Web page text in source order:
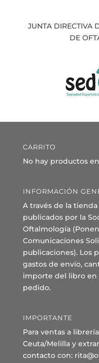
JUNTA DIRECTIVA
DE
CARRITO
No hay productos
INFORMACIÓN
A través de la
publicados por la
Oftalmología
Comunicaciones
publicaciones). Los
gastos de envío,
importe del libro en
pedido.
IMPORTANTE
Para ventas a
Ceuta/Melilla y
contacto con: